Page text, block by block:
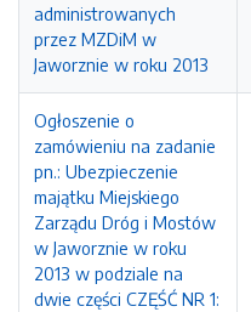
administrowanych
przez MZDiM w
Jaworznie w roku 2013
Ogłoszenie o
zamówieniu na zadanie
pn.: Ubezpieczenie
majątku Miejskiego
Zarządu Dróg i Mostów
w Jaworznie w roku
2013 w podziale na
dwie części CZĘŚĆ NR 1: